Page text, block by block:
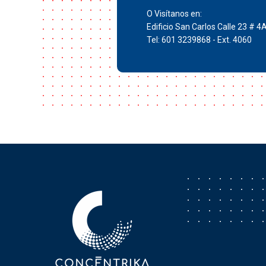
O Visítanos en:
Edificio San Carlos Calle 23 #
Tel: 601 3239868 - Ext. 4060